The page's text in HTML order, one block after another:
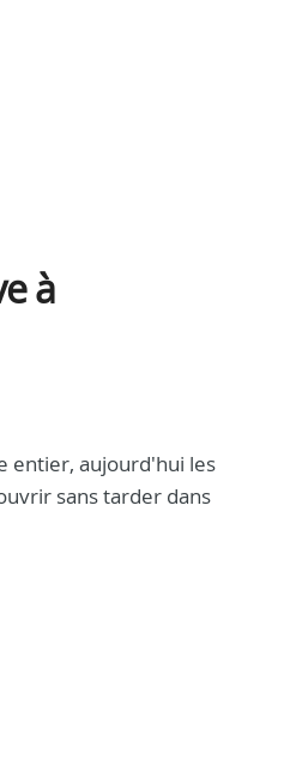
à
entier, aujourd'hui les
sans tarder dans